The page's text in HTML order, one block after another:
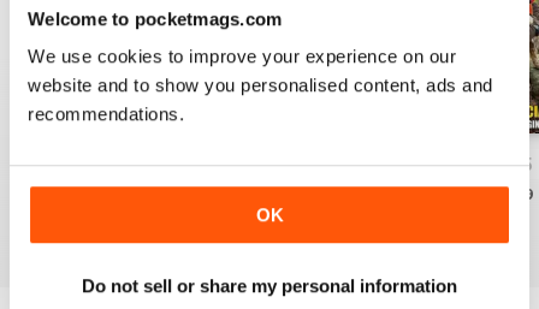
Welcome to pocketmags.com
We use cookies to improve your experience on our
website and to show you personalised content, ads and
recommendations.
OK
Do not sell or share my personal information
apr/mag/giu 26
Acquista per€4,99
Febb/Marz/Apri 26
Acquista per€4,99
Al carrello
Otto/Nov/Dice 25
Acquista per€5,99